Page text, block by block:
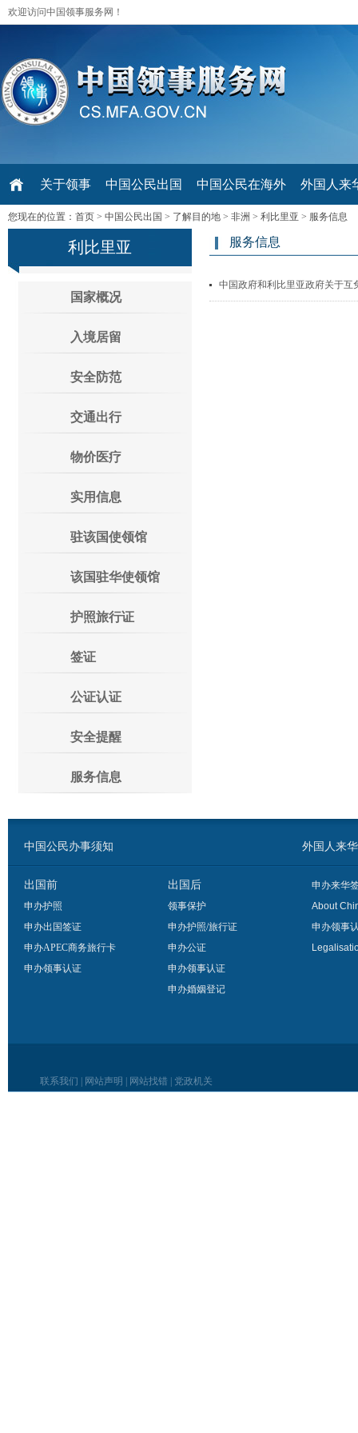
欢迎访问中国领事服务网！
关于领事 中国公民出国 中国公民在海外 外国人来
您现在的位置： 首页 > 中国公民出国 > 了解目的地 > 非洲 > 利比里亚 > 服务信息
利比里亚
国家概况
入境居留
安全防范
交通出行
物价医疗
实用信息
驻该国使领馆
该国驻华使领馆
护照旅行证
签证
公证认证
安全提醒
服务信息
服务信息
中国政府和利比里亚政府关于互
中国公民办事须知 外国人来
出国前
申办护照
申办出国签证
申办APEC商务旅行卡
申办领事认证
出国后
领事保护
申办护照/旅行证
申办公证
申办领事认证
申办婚姻登记
申办来华
About
申办领事
联系我们 网站声明 网站找错 党政机关